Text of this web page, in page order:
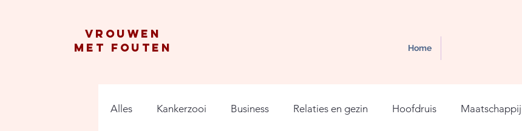
vrouwen
met fouten
Home
Alles Kankerzooi Business Relaties en gezin Hoofdruis Maatschappij